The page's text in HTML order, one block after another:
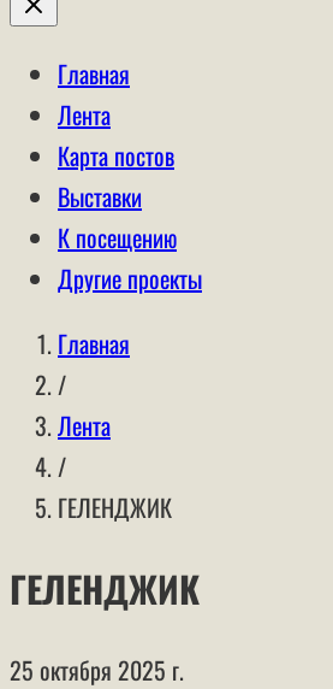
Главная
Лента
Карта постов
Выставки
К посещению
Другие проекты
Главная
/
Лента
/
ГЕЛЕНДЖИК
ГЕЛЕНДЖИК
25 октября 2025 г.